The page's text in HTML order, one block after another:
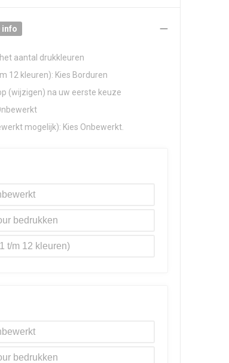
info
aantal drukkleuren
12 kleuren): Kies Borduren
(wijzigen) na uw eerste keuze
mogelijk): Kies Onbewerkt.